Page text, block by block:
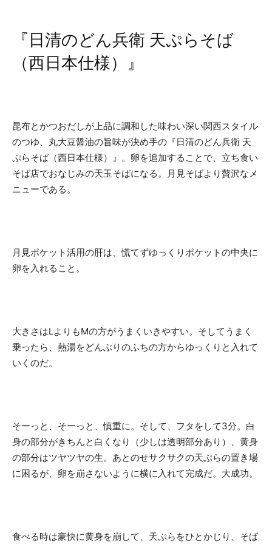
『日清のどん兵衛 天ぷらそば
（西日本仕様）』
昆布とかつおだしが上品に調和した味わい深い関西スタイル
のつゆ、丸大豆醤油の旨味が決め手の『日清のどん兵衛 天
ぷらそば（西日本仕様）』。卵を追加することで、立ち食い
そば店でおなじみの天玉そばになる。月見そばより贅沢なメ
ニューである。
月見ポケット活用の肝は、慌てずゆっくりポケットの中央に
卵を入れること。
大きさはLよりもMの方がうまくいきやすい。そしてうまく
乗ったら、熱湯をどんぶりのふちの方からゆっくりと入れて
いくのだ。
そーっと、そーっと、慎重に。そして、フタをして3分。白
身の部分がきちんと白くなり（少しは透明部分あり）、黄身
の部分はツヤツヤの生。あとのせサクサクの天ぷらの置き場
に困るが、卵を崩さないように横に入れて完成だ。大成功。
食べる時は豪快に黄身を崩して、天ぷらをひとかじり、そば